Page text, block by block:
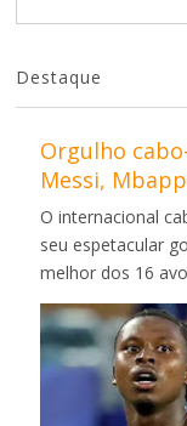
Destaque
Orgulho
Messi,
O internacional
seu espetacular
melhor dos 16